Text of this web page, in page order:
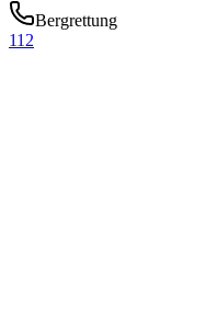
Bergrettung
112